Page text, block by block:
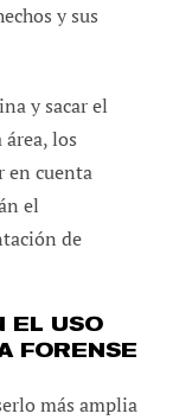
y sus
y sacar el
los
en cuenta
el
de
EL USO
FORENSE
más amplia